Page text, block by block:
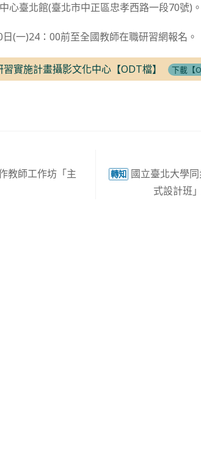
心臺北館(臺北市中正區忠孝西路一段70號)。
(一)24：00前至全國教師在職研習網報名。
實施計畫攝影文化中心【ODT檔】 下載【
教師工作坊「主
轉知 國立臺北大學
式設計班